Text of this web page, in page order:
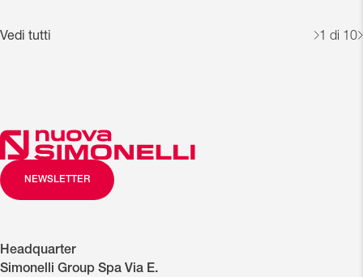
Vedi tutti 1 di 10
NEWSLETTER
Headquarter
Simonelli Group Spa Via E.